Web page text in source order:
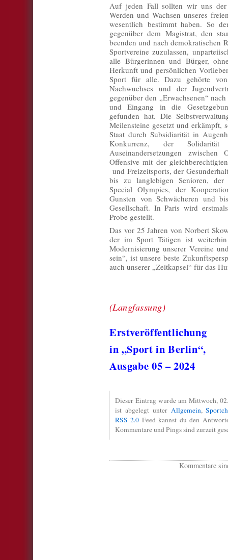
Auf jeden Fall sollten wir uns der
Werden und Wachsen unseres
wesentlich bestimmt haben. So
gegenüber dem Magistrat, den
beenden und nach demokratischen
Sportvereine zuzulassen,
alle Bürgerinnen und Bürger,
Herkunft und persönlichen
Sport für alle. Dazu gehörte
Nachwuchses und der
gegenüber den „Erwachsenen“
und Eingang in die
gefunden hat. Die
Meilensteine gesetzt und erkämpft,
Staat durch Subsidiarität in
Konkurrenz, der
Auseinandersetzungen
Offensive mit der
und Freizeitsports, der
bis zu langlebigen Senioren,
Special Olympics, der
Gunsten von Schwächeren und
Gesellschaft. In Paris wird
Probe gestellt.
Das vor 25 Jahren von Norbert
der im Sport Tätigen ist
Modernisierung unserer Vereine
sein“, ist unsere beste
auch unserer „Zeitkapsel“ für das
(Langfassung)
Erstveröffentlichung
in „Sport in Berlin“,
Ausgabe 05 – 2024
Dieser Eintrag wurde am Mittwoch,
ist abgelegt unter Allgemein,
RSS 2.0 Feed kannst du den
Kommentare und Pings sind zurzeit
Kommentare